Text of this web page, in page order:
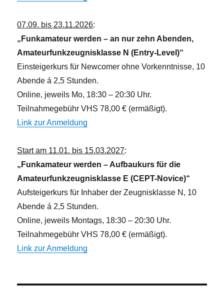
07.09. bis 23.11.2026:
„Funkamateur werden – an nur zehn Abenden,
Amateurfunkzeugnisklasse N (Entry-Level)“
Einsteigerkurs für Newcomer ohne Vorkenntnisse, 10
Abende á 2,5 Stunden.
Online, jeweils Mo, 18:30 – 20:30 Uhr.
Teilnahmegebühr VHS 78,00 € (ermäßigt).
Link zur Anmeldung
Start am 11.01. bis 15.03.2027:
„Funkamateur werden – Aufbaukurs für die
Amateurfunkzeugnisklasse E (CEPT-Novice)“
Aufsteigerkurs für Inhaber der Zeugnisklasse N, 10
Abende á 2,5 Stunden.
Online, jeweils Montags, 18:30 – 20:30 Uhr.
Teilnahmegebühr VHS 78,00 € (ermäßigt).
Link zur Anmeldung